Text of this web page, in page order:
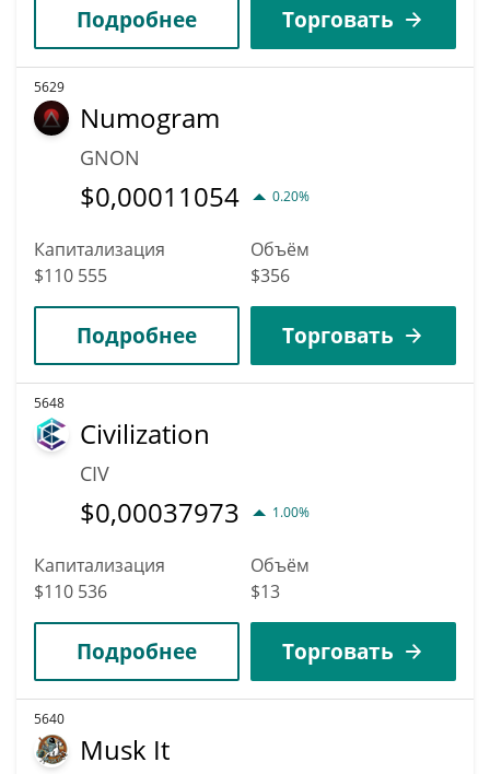
Подробнее Торговать
5629
Numogram
GNON
$0,00011054 0.20%
Капитализация
$110 555
Объём
$356
Подробнее Торговать
5648
Civilization
CIV
$0,00037973 1.00%
Капитализация
$110 536
Объём
$13
Подробнее Торговать
5640
Musk It